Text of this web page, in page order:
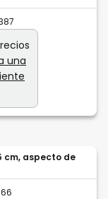
una
cm, aspecto de